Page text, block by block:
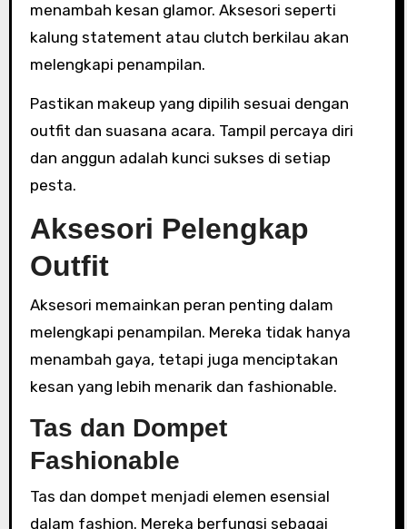
menambah kesan glamor. Aksesori seperti
kalung statement atau clutch berkilau akan
melengkapi penampilan.
Pastikan makeup yang dipilih sesuai dengan
outfit dan suasana acara. Tampil percaya diri
dan anggun adalah kunci sukses di setiap
pesta.
Aksesori Pelengkap
Outfit
Aksesori memainkan peran penting dalam
melengkapi penampilan. Mereka tidak hanya
menambah gaya, tetapi juga menciptakan
kesan yang lebih menarik dan fashionable.
Tas dan Dompet
Fashionable
Tas dan dompet menjadi elemen esensial
dalam fashion. Mereka berfungsi sebagai